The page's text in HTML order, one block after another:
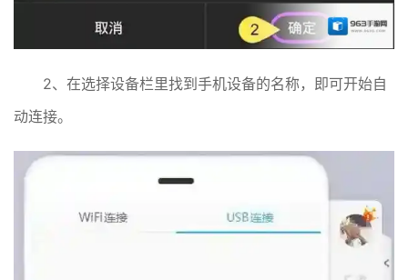
2、在选择设备栏里找到手机设备的名称，即可开始自
动连接。